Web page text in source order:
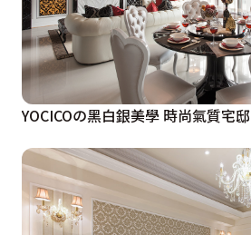
YOCICOの黑白銀美學 時尚氣質宅邸